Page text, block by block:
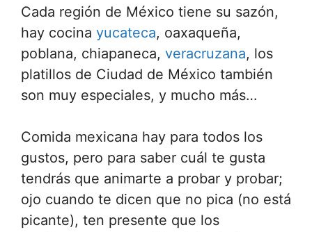
Cada región de México tiene su sazón,
hay cocina yucateca, oaxaqueña,
poblana, chiapaneca, veracruzana, los
platillos de Ciudad de México también
son muy especiales, y mucho más…
Comida mexicana hay para todos los
gustos, pero para saber cuál te gusta
tendrás que animarte a probar y probar;
ojo cuando te dicen que no pica (no está
picante), ten presente que los